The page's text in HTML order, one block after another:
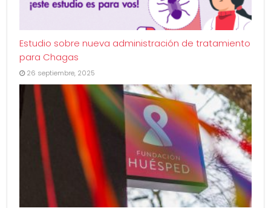
Estudio sobre nueva administración de tratamiento
para Chagas
26 septiembre, 2025